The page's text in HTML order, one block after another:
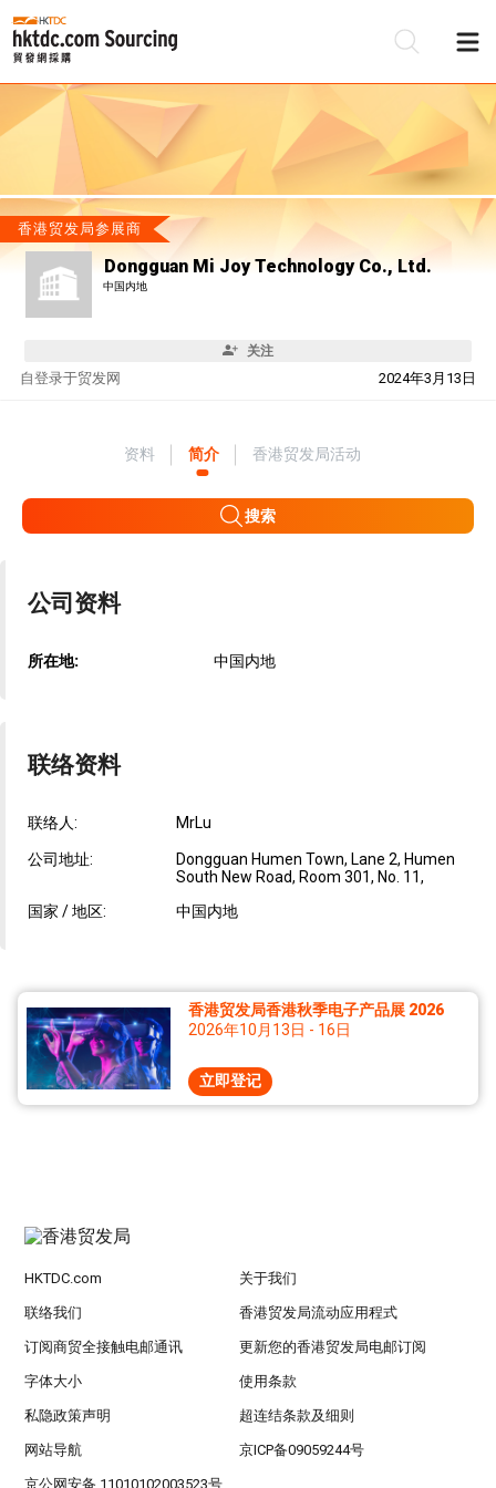
香港贸发局参展商
Dongguan Mi Joy Technology Co., Ltd.
中国内地
关注
自 2024年3月13日
登录于贸发网
资料 简介 香港贸发局活动
搜索
公司资料
所在地: 中国内地
联络资料
联络人: MrLu
公司地址:
Dongguan Humen Town, Lane 2, Humen
South New Road, Room 301, No. 11,
国家 / 地区:
中国内地
香港贸发局香港秋季电子产品展 2026
2026年10月13日 - 16日
立即登记
HKTDC.com 关于我们
联络我们 香港贸发局流动应用程式
订阅商贸全接触电邮通讯 更新您的香港贸发局电邮订阅
字体大小 使用条款
私隐政策声明 超连结条款及细则
网站导航 京ICP备09059244号
京公网安备 11010102003523号